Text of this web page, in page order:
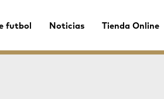
futbol Noticias Tienda Online